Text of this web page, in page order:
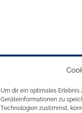
Um dir ein optimales
Geräteinformationen zu
Technologien zustimmst,